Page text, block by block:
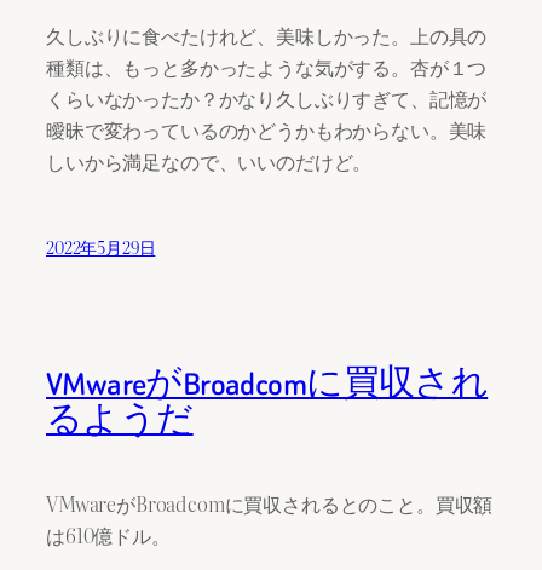
久しぶりに食べたけれど、美味しかった。上の具の
種類は、もっと多かったような気がする。杏が１つ
くらいなかったか？かなり久しぶりすぎて、記憶が
曖昧で変わっているのかどうかもわからない。美味
しいから満足なので、いいのだけど。
2022年5月29日
VMwareがBroadcomに買収され
るようだ
VMwareがBroadcomに買収されるとのこと。買収額
は610億ドル。